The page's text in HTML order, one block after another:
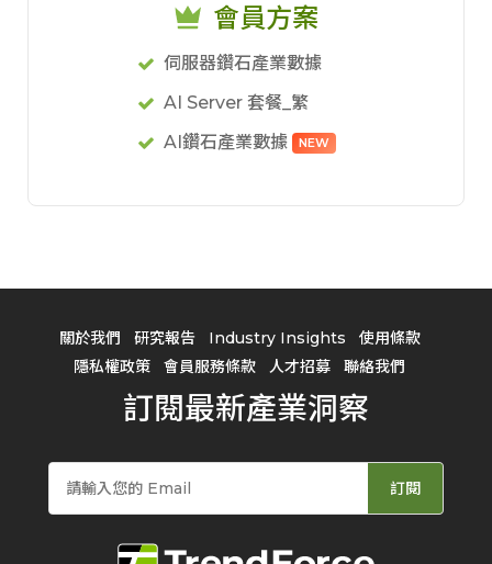
會員方案
伺服器鑽石產業數據
AI Server 套餐_繁
AI鑽石產業數據
NEW
關於我們 研究報告 Industry Insights
使用條款
隱私權政策
會員服務條款 人才招募 聯絡我們
訂閱最新產業洞察
訂閱